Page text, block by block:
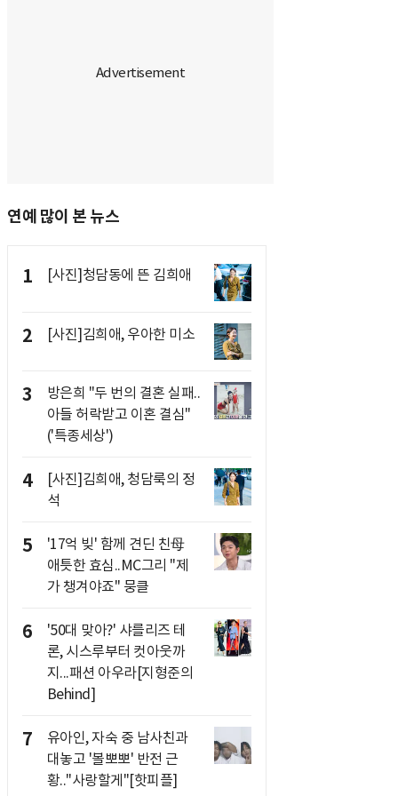
연예 많이 본 뉴스
1 [사진]청담동에 뜬 김희애
2 [사진]김희애, 우아한 미소
3
방은희 "두 번의 결혼 실패..
아들 허락받고 이혼 결심"
('특종세상')
4
[사진]김희애, 청담룩의 정
석
5
'17억 빚' 함께 견딘 친母
애틋한 효심..MC그리 "제
가 챙겨야죠" 뭉클
6
'50대 맞아?' 샤를리즈 테
론, 시스루부터 컷아웃까
지...패션 아우라[지형준의
Behind]
7
유아인, 자숙 중 남사친과
대놓고 '볼뽀뽀' 반전 근
황.."사랑할게"[핫피플]